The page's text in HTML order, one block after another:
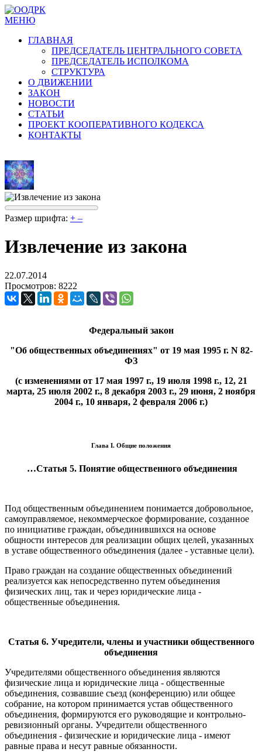
МЕНЮ
ГЛАВНАЯ
ПРЕДСЕДАТЕЛЬ ЦЕНТРАЛЬНОГО СОВЕТА
ПРЕДСЕДАТЕЛЬ ИСПОЛКОМА
СТРУКТУРА
О ДВИЖЕНИИ
ЗАКОН
НОВОСТИ
СТАТЬИ
ПРОЕКТ КООПЕРАТИВНОГО КОДЕКСА
КОНТАКТЫ
Размер шрифта: + –
Извлечение из закона
22.07.2014
Просмотров: 8222
Федеральный закон
"Об общественных объединениях" от 19 мая 1995 г. N 82-
ФЗ
(с изменениями от 17 мая 1997 г., 19 июля 1998 г., 12, 21
марта, 25 июля 2002 г., 8 декабря 2003 г., 29 июня, 2 ноября
2004 г., 10 января, 2 февраля 2006 г.)
Глава I. Общие положения
…Статья 5. Понятие общественного объединения
Под общественным объединением понимается добровольное,
самоуправляемое, некоммерческое формирование, созданное
по инициативе граждан, объединившихся на основе
общности интересов для реализации общих целей, указанных
в уставе общественного объединения (далее - уставные цели).
Право граждан на создание общественных объединений
реализуется как непосредственно путем объединения
физических лиц, так и через юридические лица -
общественные объединения.
Статья 6. Учредители, члены и участники общественного
объединения
Учредителями общественного объединения являются
физические лица и юридические лица - общественные
объединения, созвавшие съезд (конференцию) или общее
собрание, на котором принимается устав общественного
объединения, формируются его руководящие и контрольно-
ревизионный органы. Учредители общественного
объединения - физические и юридические лица - имеют
равные права и несут равные обязанности.